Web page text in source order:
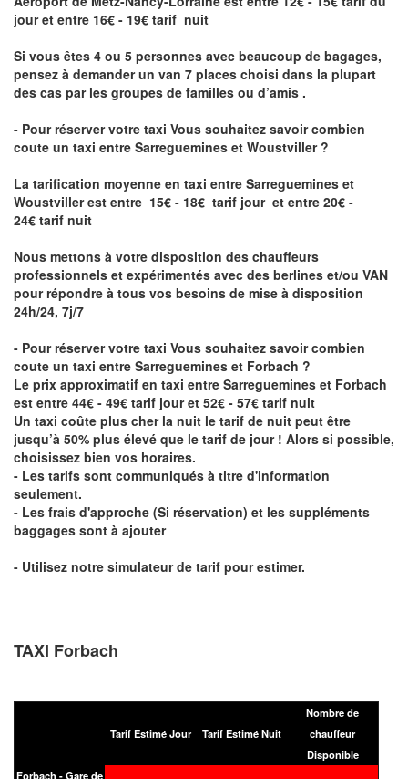
jour et entre 16€ - 19€ tarif nuit
Si vous êtes 4 ou 5 personnes avec beaucoup de bagages,
pensez à demander un van 7 places choisi dans la plupart
des cas par les groupes de familles ou d’amis .
- Pour réserver votre taxi Vous souhaitez savoircombien
coute un taxi entre Sarreguemines et Woustviller ?
La tarification moyenne en taxi entre Sarreguemines et
Woustviller est entre 15€ - 18€ tarif jour et entre 20€ -
24€ tarif nuit
Nous mettons à votre disposition des chauffeurs
professionnels et expérimentés avec des berlines et/ou VAN
pour répondre à tous vos besoins de mise à disposition
24h/24, 7j/7
- Pour réserver votre taxi Vous souhaitez savoircombien
coute un taxi entre Sarreguemines et Forbach ?
Le prix approximatif en taxi entre Sarreguemines et Forbach
est entre 44€ - 49€ tarif jour et 52€ - 57€ tarif nuit
Un taxi coûte plus cher la nuit le tarif de nuit peut être
jusqu’à 50% plus élevé que le tarif de jour ! Alors si possible,
choisissez bien vos horaires.
- Les tarifs sont communiqués à titre d'information
seulement.
- Les frais d'approche (Si réservation) et les suppléments
baggages sont à ajouter
- Utilisez notre simulateur de tarif pour estimer.
TAXI Forbach
Tarif Estimé Jour Tarif Estimé Nuit
Nombre de
chauffeur
Disponible
Forbach - Gare de